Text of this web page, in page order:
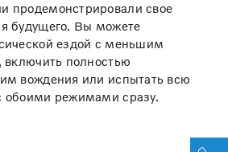
продемонстрировали свое
будущего. Вы можете
ездой с меньшим
включить полностью
вождения или испытать всю
обоими режимами сразу.